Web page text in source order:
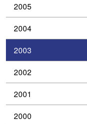
2005
2004
2003
2002
2001
2000